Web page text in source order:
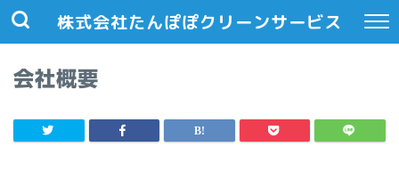
株式会社たんぽぽクリーンサービス
会社概要